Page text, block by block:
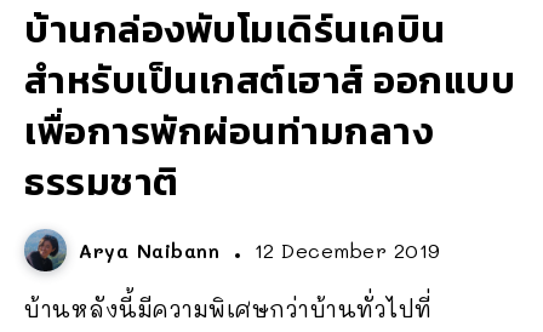
บ้านกล่องพับโมเดิร์นเคบิน
สำหรับเป็นเกสต์เฮาส์ ออกแบบ
เพื่อการพักผ่อนท่ามกลาง
ธรรมชาติ
Arya Naibann 12 December 2019
บ้านหลังนี้มีความพิเศษกว่าบ้านทั่วไปที่